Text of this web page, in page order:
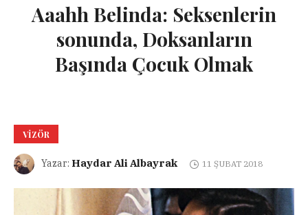
Aaahh Belinda: Seksenlerin
sonunda, Doksanların
Başında Çocuk Olmak
VIZÖR
Yazar: Haydar Ali Albayrak 11 ŞUBAT 2018